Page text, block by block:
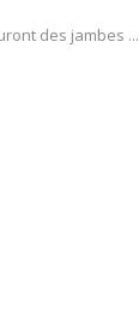
des jambes ...